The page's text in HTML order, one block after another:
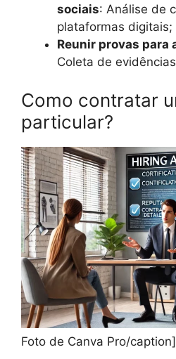
sociais: Análise de
plataformas digitais;
Reunir provas para
Coleta de
Como contratar
particular?
Foto de Canva Pro/caption]